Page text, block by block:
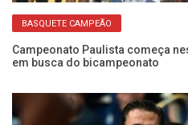
BASQUETE CAMPEÃO
Campeonato Paulista começa
em busca do bicampeonato